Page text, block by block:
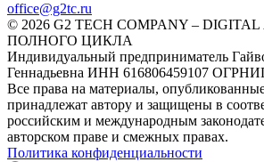
office@g2tc.ru
© 2026 G2 TECH COMPANY –
ПОЛНОГО ЦИКЛА
Индивидуальный предприниматель
Геннадьевна ИНН 616806459107
Все права на материалы,
принадлежат автору и защищены в
российским и международным
авторском праве и смежных правах.
Политика конфиденциальности